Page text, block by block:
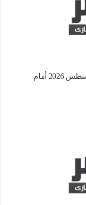
سعر الريال القطري اليوم الخميس 6 أغسطس 2026 أمام